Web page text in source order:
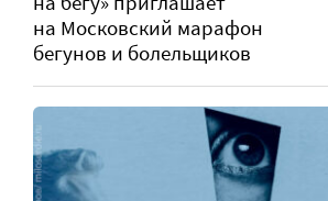
на Московский марафон
бегунов и болельщиков